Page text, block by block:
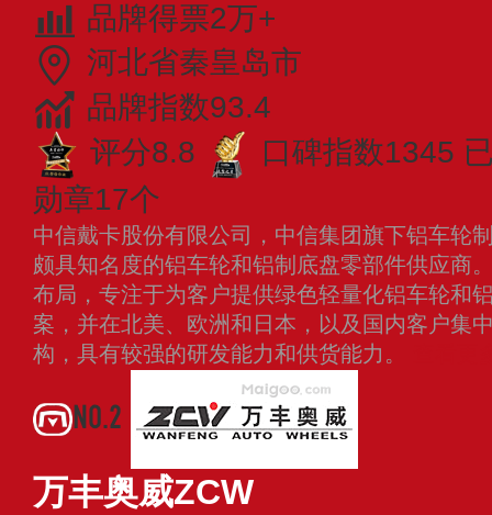
品牌得票2万+
河北省秦皇岛市
品牌指数93.4
评分8.8
口碑指数1345
勋章17个
中信戴卡股份有限公司，中信集团旗下铝车轮
颇具知名度的铝车轮和铝制底盘零部件供应商
布局，专注于为客户提供绿色轻量化铝车轮和
案，并在北美、欧洲和日本，以及国内客户集
构，具有较强的研发能力和供货能力。
NO.2
万丰奥威ZCW